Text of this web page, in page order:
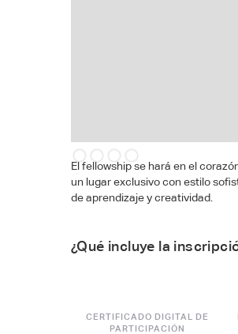
Slide 1 of 4.
El fellowship se hará en el
un lugar exclusivo con estilo
de aprendizaje y creatividad.
¿Qué incluye la
CERTIFICADO DIGITAL DE
PARTICIPACIÓN